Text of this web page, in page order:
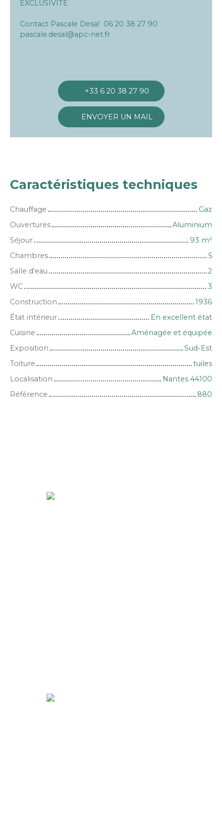
EXCLUSIVITE
Contact Pascale Desal 06 20 38 27 90
pascale.desal@apc-net.fr
+33 6 20 38 27 90
ENVOYER UN MAIL
Caractéristiques techniques
Chauffage
Gaz
Ouvertures
Aluminium
Séjour
93 m²
Chambres
5
Salle d'eau
2
WC
3
Construction
1936
État intérieur
En excellent état
Cuisine
Aménagée et équipée
Exposition
Sud-Est
Toiture
tuiles
Localisation
Nantes 44100
Référence
880